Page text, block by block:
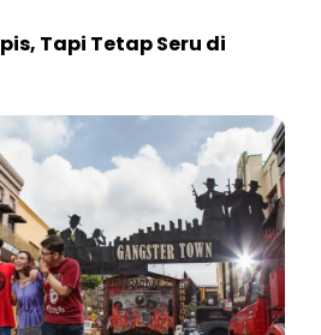
Tapi Tetap Seru di